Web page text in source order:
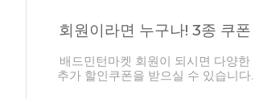
회원이라면 누구나! 3종 쿠폰
배드민턴마켓 회원이 되시면 다양한
추가 할인쿠폰을 받으실 수 있습니다.